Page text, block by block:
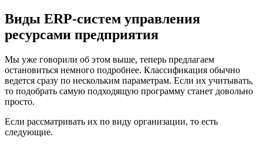
Виды ERP-систем управления
ресурсами предприятия
Мы уже говорили об этом выше, теперь предлагаем
остановиться немного подробнее. Классификация обычно
ведется сразу по нескольким параметрам. Если их учитывать,
то подобрать самую подходящую программу станет довольно
просто.
Если рассматривать их по виду организации, то есть
следующие.